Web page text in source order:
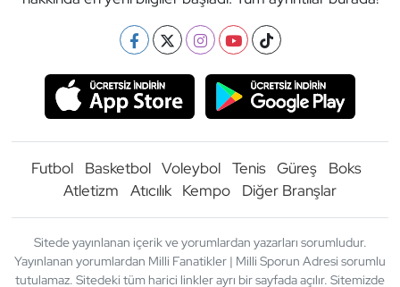
Futbol Basketbol Voleybol Tenis Güreş
Boks
Atletizm
Atıcılık Kempo Diğer Branşlar
Sitede yayınlanan içerik ve yorumlardan yazarları sorumludur.
Yayınlanan yorumlardan Milli Fanatikler | Milli Sporun Adresi sorumlu
tutulamaz. Sitedeki tüm harici linkler ayrı bir sayfada açılır. Sitemizde